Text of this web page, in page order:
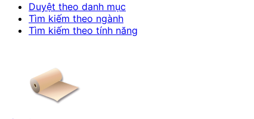
Duyệt theo danh mục
Tìm kiếm theo ngành
Tìm kiếm theo tính năng